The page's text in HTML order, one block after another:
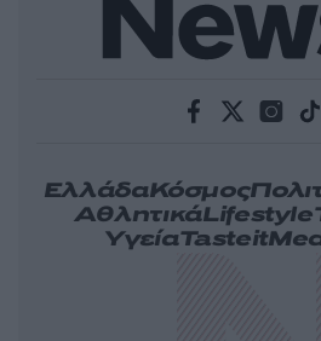
ΕλλάδαΚόσμος
ΑθλητικάLifestyle
ΥγείαTasteit